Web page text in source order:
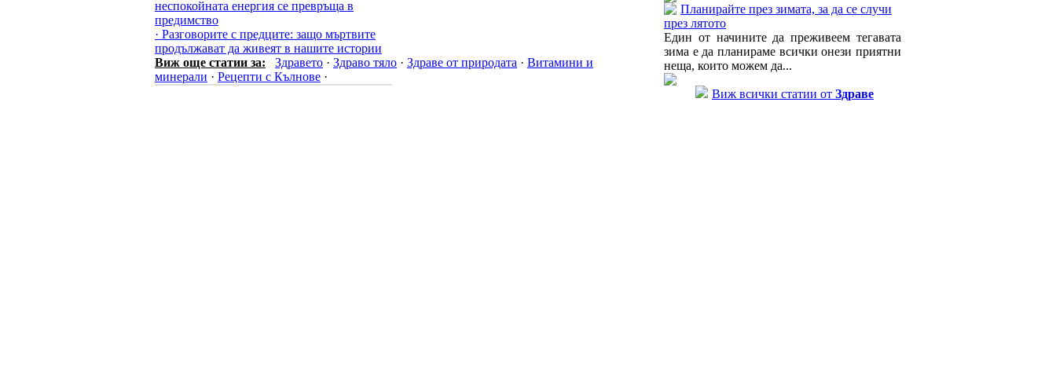
неспокойната енергия се превръща в
предимство
· Разговорите с предците: защо мъртвите
продължават да живеят в нашите истории
Виж още статии за:
Здравето · Здраво тяло · Здраве от природата · Витамини и
минерали · Рецепти с Кълнове ·
Планирайте през зимата, за да се случи
през лятото
Един от начините да преживеем тегавата
зима е да планираме всички онези приятни
неща, които можем да...
Виж всички статии от Здраве